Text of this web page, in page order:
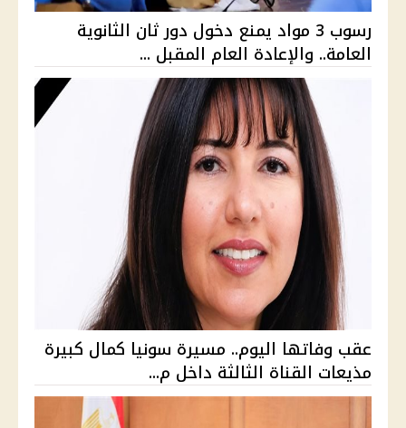
رسوب 3 مواد يمنع دخول دور ثان الثانوية
العامة.. والإعادة العام المقبل ...
عقب وفاتها اليوم.. مسيرة سونيا كمال كبيرة
مذيعات القناة الثالثة داخل م...